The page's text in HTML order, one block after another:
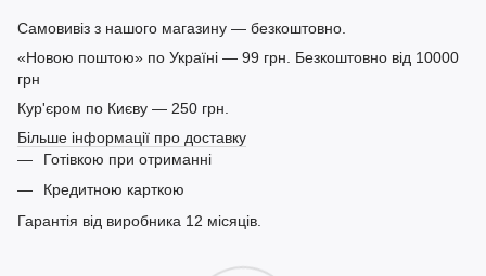
Самовивіз з нашого магазину — безкоштовно.
«Новою поштою» по Україні — 99 грн. Безкоштовно від 10000
грн
Кур'єром по Києву — 250 грн.
Більше інформації про доставку
Готівкою при отриманні
Кредитною карткою
Гарантія від виробника 12 місяців.